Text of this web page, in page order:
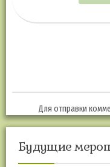
Для отправки
Будущие